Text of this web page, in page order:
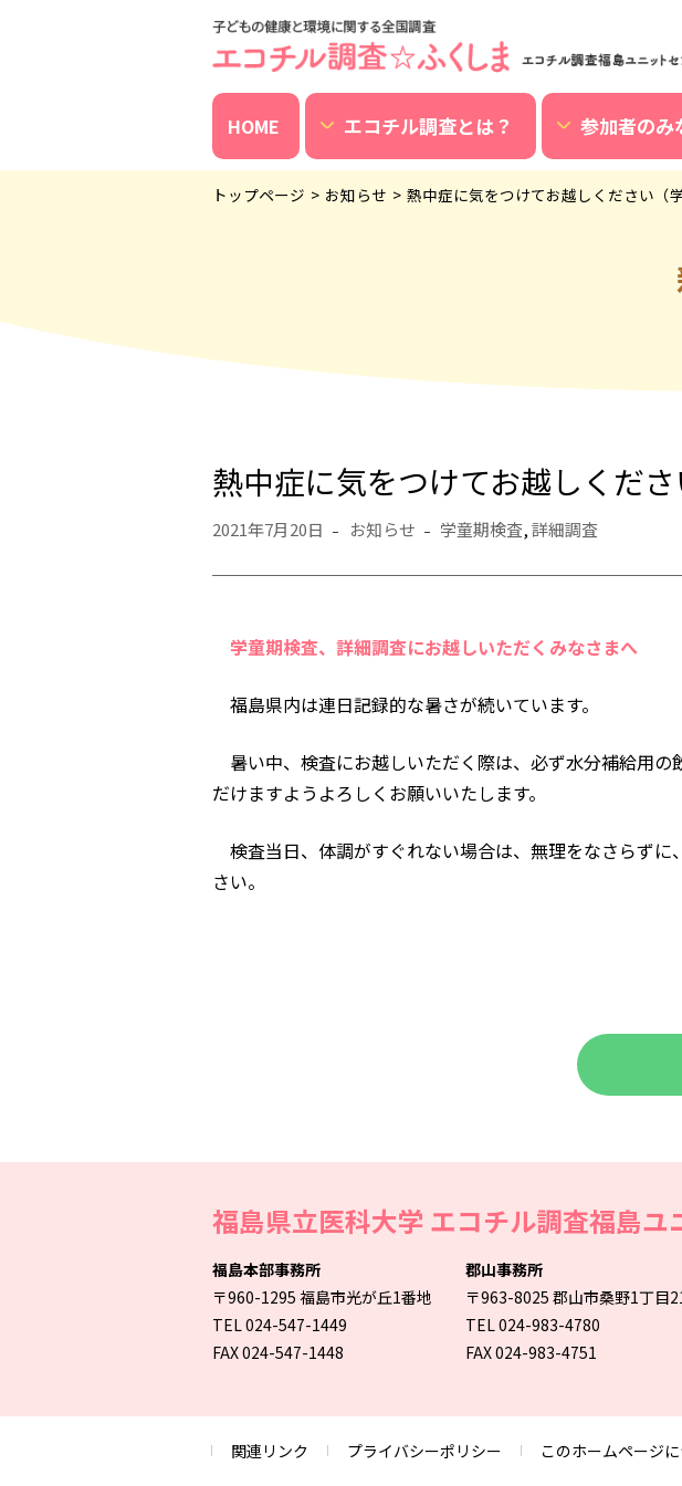
HOME エコチル調査とは？ 参加者のみ
トップページ お知らせ 熱中症に気をつけてお越しください（
熱中症に気をつけてお越しくだ
2021年7月20日 お知らせ 学童期検査,詳細調査
学童期検査、詳細調査にお越しいただくみなさまへ
福島県内は連日記録的な暑さが続いています。
暑い中、検査にお越しいただく際は、必ず水分補給用
だけますようよろしくお願いいたします。
検査当日、体調がすぐれない場合は、無理をなさらず
さい。
福島県立医科大学 エコチル調査福島ユ
福島本部事務所
〒960-1295 福島市光が丘1番地
TEL 024-547-1449
FAX 024-547-1448
郡山事務所
〒963-8025 郡山市桑野1丁目
TEL 024-983-4780
FAX 024-983-4751
関連リンク プライバシーポリシー このホームページ